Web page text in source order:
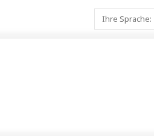
Ihre Sprache: